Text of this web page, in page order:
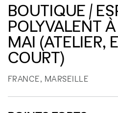
BOUTIQUE /
POLYVALENT
MAI (ATELIER,
COURT)
FRANCE, MARSEILLE